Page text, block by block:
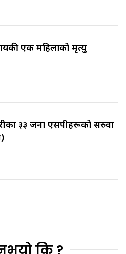
एक महिलाको मृत्यु
३३ जना एसपीहरूको सरुवा